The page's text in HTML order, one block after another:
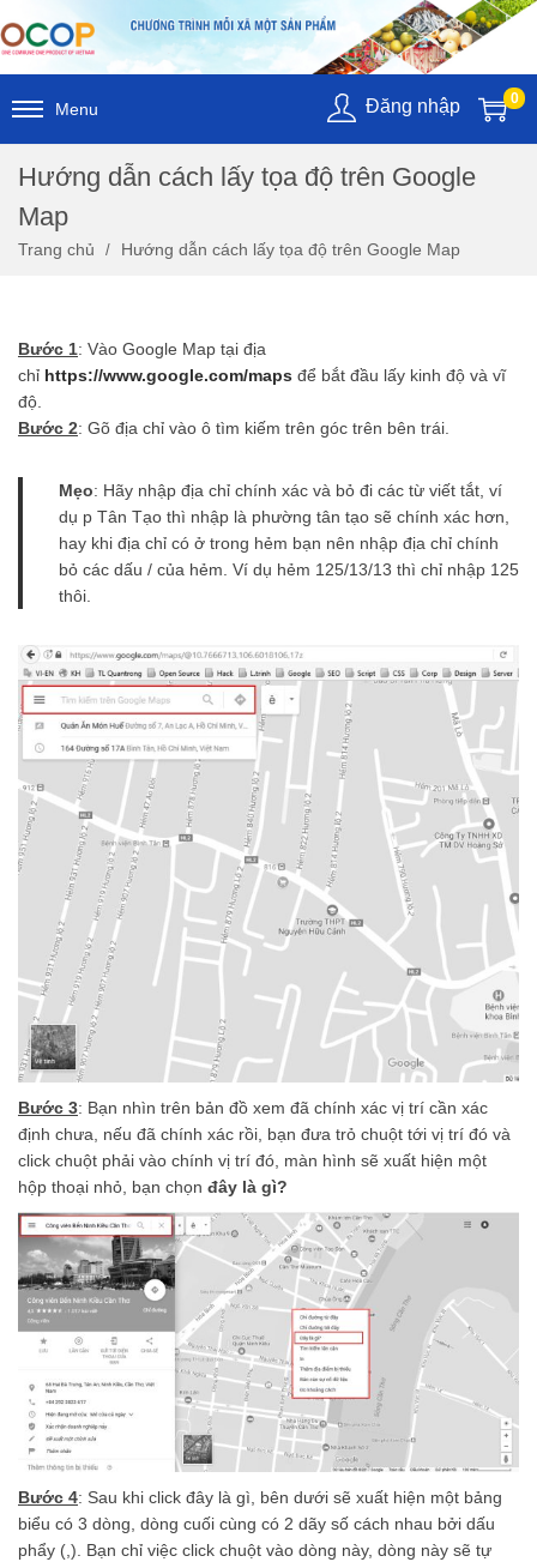
S
k
g
a
S
k
e
n
Menu Đăng nhập 0
Hướng dẫn cách lấy tọa độ trên Google
Map
Trang chủ Hướng dẫn cách lấy tọa độ trên Google Map
Bước 1: Vào Google Map tại địa
chỉ https://www.google.com/maps để bắt đầu lấy kinh độ và vĩ
độ.
Bước 2: Gõ địa chỉ vào ô tìm kiếm trên góc trên bên trái.
Mẹo: Hãy nhập địa chỉ chính xác và bỏ đi các từ viết tắt, ví
dụ p Tân Tạo thì nhập là phường tân tạo sẽ chính xác hơn,
hay khi địa chỉ có ở trong hẻm bạn nên nhập địa chỉ chính
bỏ các dấu / của hẻm. Ví dụ hẻm 125/13/13 thì chỉ nhập 125
thôi.
Bước 3: Bạn nhìn trên bản đồ xem đã chính xác vị trí cần xác
định chưa, nếu đã chính xác rồi, bạn đưa trỏ chuột tới vị trí đó và
click chuột phải vào chính vị trí đó, màn hình sẽ xuất hiện một
hộp thoại nhỏ, bạn chọn đây là gì?
Bước 4: Sau khi click đây là gì, bên dưới sẽ xuất hiện một bảng
biểu có 3 dòng, dòng cuối cùng có 2 dãy số cách nhau bởi dấu
phẩy (,). Bạn chỉ việc click chuột vào dòng này, dòng này sẽ tự